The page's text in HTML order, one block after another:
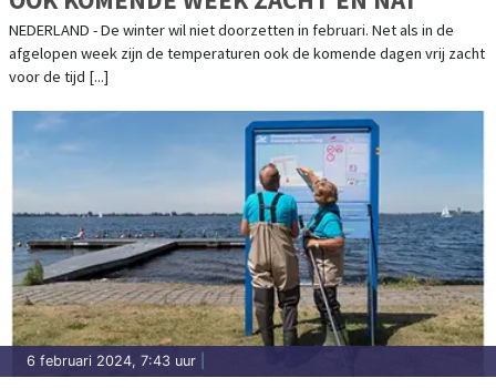
NEDERLAND - De winter wil niet doorzetten in februari. Net als in de
afgelopen week zijn de temperaturen ook de komende dagen vrij zacht
voor de tijd [...]
6 februari 2024, 7:43 uur